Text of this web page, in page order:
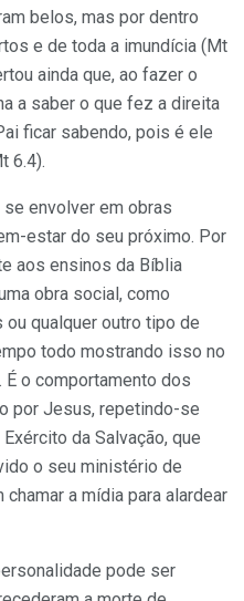
belos, mas por dentro
e de toda a imundícia (Mt
ainda que, ao fazer o
a saber o que fez a direita
ficar sabendo, pois é ele
6.4).
envolver em obras
estar do seu próximo. Por
aos ensinos da Bíblia
obra social, como
qualquer outro tipo de
todo mostrando isso no
o comportamento dos
por Jesus, repetindo-se
da Salvação, que
o seu ministério de
a mídia para alardear
pode ser